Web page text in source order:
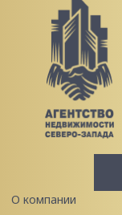
О компании